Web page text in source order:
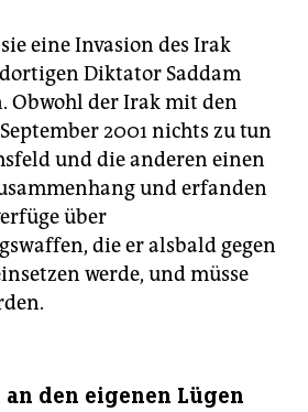
eine Invasion des Irak
Diktator Saddam
Obwohl der Irak mit den
2001 nichts zu tun
und die anderen einen
und erfanden
über
die er alsbald gegen
werde, und müsse
den eigenen Lügen